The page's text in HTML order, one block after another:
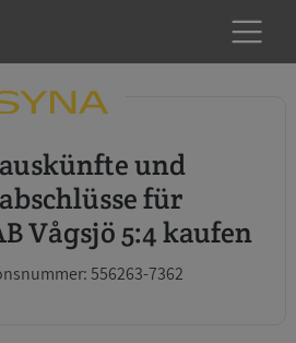
für
Vågsjö 5:4 kaufen
556263-7362